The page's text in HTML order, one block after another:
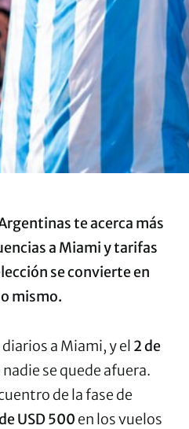
te acerca más
a Miami y tarifas
se convierte en
mismo.
a Miami, y el 2 de
se quede afuera.
de la fase de
USD 500 en los vuelos